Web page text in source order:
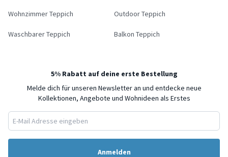
Wohnzimmer Teppich Outdoor Teppich
Waschbarer Teppich Balkon Teppich
5% Rabatt auf deine erste Bestellung
Melde dich für unseren Newsletter an und entdecke neue
Kollektionen, Angebote und Wohnideen als Erstes
Anmelden